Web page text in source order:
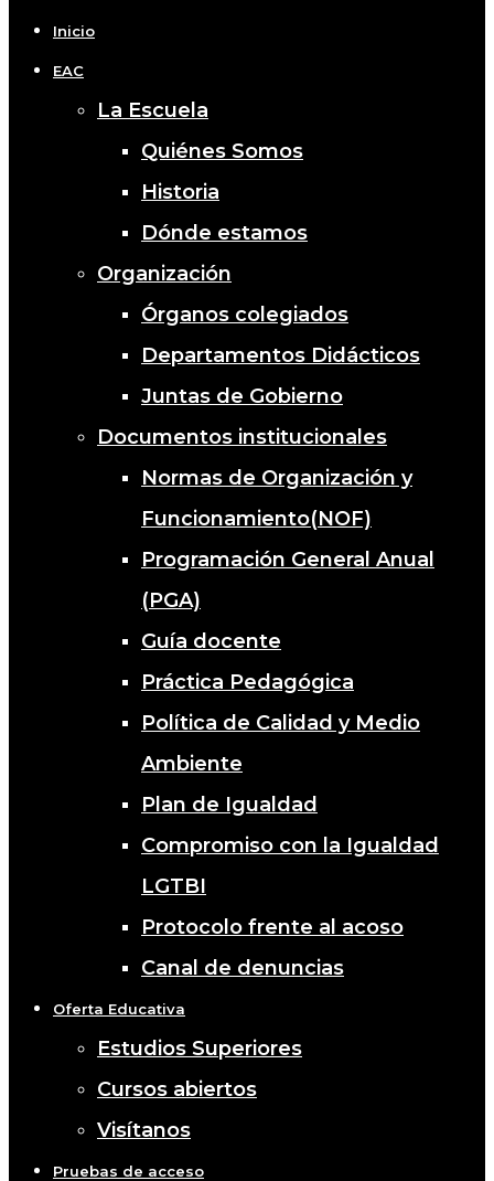
Inicio
EAC
La Escuela
Quiénes Somos
Historia
Dónde estamos
Organización
Órganos colegiados
Departamentos Didácticos
Juntas de Gobierno
Documentos institucionales
Normas de Organización y
Funcionamiento(NOF)
Programación General Anual
(PGA)
Guía docente
Práctica Pedagógica
Política de Calidad y Medio
Ambiente
Plan de Igualdad
Compromiso con la Igualdad
LGTBI
Protocolo frente al acoso
Canal de denuncias
Oferta Educativa
Estudios Superiores
Cursos abiertos
Visítanos
Pruebas de acceso